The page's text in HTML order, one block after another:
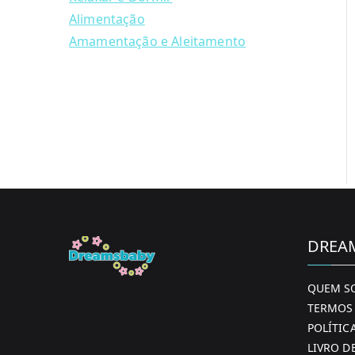
Alimentação
Amamentação e Aleitamento
QUEM
LIVRO